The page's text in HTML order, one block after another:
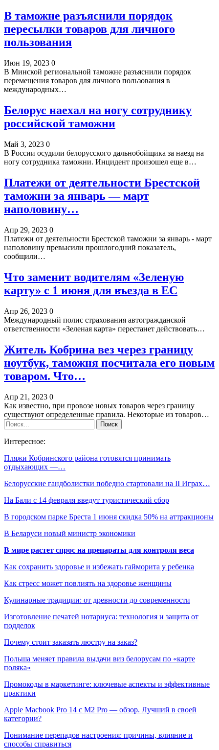
В таможне разъяснили порядок
пересылки товаров для личного
пользования
Июн 19, 2023 0
В Минской региональной таможне разъяснили порядок
перемещения товаров для личного пользования в
международных…
Белорус наехал на ногу сотруднику
российской таможни
Май 3, 2023 0
В России осудили белорусского дальнобойщика за наезд на
ногу сотрудника таможни. Инцидент произошел еще в…
Платежи от деятельности Брестской
таможни за январь — март
наполовину…
Апр 29, 2023 0
Платежи от деятельности Брестской таможни за январь - март
наполовину превысили прошлогодний показатель,
сообщили…
Что заменит водителям «Зеленую
карту» с 1 июня для въезда в ЕС
Апр 26, 2023 0
Международный полис страхования автогражданской
ответственности «Зеленая карта» перестанет действовать…
Житель Кобрина вез через границу
ноутбук, таможня посчитала его новым
товаром. Что…
Апр 21, 2023 0
Как известно, при провозе новых товаров через границу
существуют определенные правила. Некоторые из товаров…
Интересное:
Пляжи Кобринского района готовятся принимать
отдыхающих —…
Белорусские гандболистки победно стартовали на II Играх…
На Бали с 14 февраля введут туристический сбор
В городском парке Бреста 1 июня скидка 50% на аттракционы
В Беларуси новый министр экономики
В мире растет спрос на препараты для контроля веса
Как сохранить здоровье и избежать гайморита у ребенка
Как стресс может повлиять на здоровье женщины
Кулинарные традиции: от древности до современности
Изготовление печатей нотариуса: технология и защита от
подделок
Почему стоит заказать люстру на заказ?
Польша меняет правила выдачи виз белорусам по «карте
поляка»
Промокоды в маркетинге: ключевые аспекты и эффективные
практики
Apple Macbook Pro 14 с M2 Pro — обзор. Лучший в своей
категории?
Понимание перепадов настроения: причины, влияние и
способы справиться